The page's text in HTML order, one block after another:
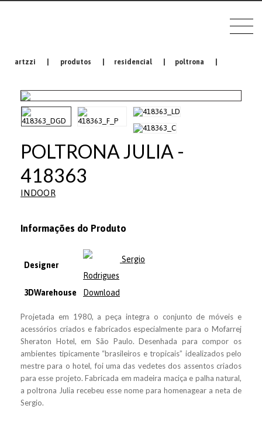
artzzi produtos residencial poltrona
POLTRONA JULIA -
418363
INDOOR
Informações do Produto
Designer
Sergio
Rodrigues
3DWarehouse
Download
Projetada em 1980, a peça integra o conjunto de móveis e
acessórios criados e fabricados especialmente para o Mofarrej
Sheraton Hotel, em São Paulo. Desenhada para compor os
ambientes tipicamente “brasileiros e tropicais” idealizados pelo
mestre para o hotel, foi uma das vedetes dos assentos criados
para esse projeto. Fabricada em madeira maciça e palha natural,
a poltrona Julia recebeu esse nome para homenagear a neta de
Sergio.